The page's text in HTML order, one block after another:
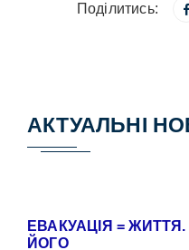
Поділитись:
АКТУАЛЬНІ
ЕВАКУАЦІЯ =
ЙОГО